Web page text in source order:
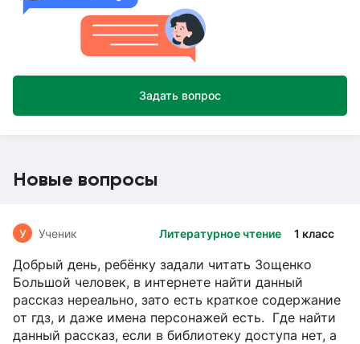
Задать вопрос
Новые вопросы
Литературное чтение 1 класс
У Ученик
Добрый день, ребёнку задали читать Зощенко
Большой человек, в интернете найти данный
рассказ нереально, зато есть краткое содержание
от гдз, и даже имена персонажей есть. Где найти
данный рассказ, если в библиотеку доступа нет, а